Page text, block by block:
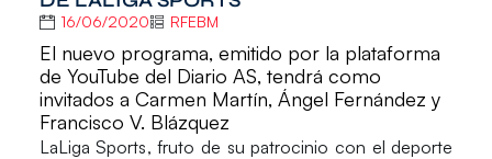
16/06/2020 RFEBM
El nuevo programa, emitido por la plataforma
de YouTube del Diario AS, tendrá como
invitados a Carmen Martín, Ángel Fernández y
Francisco V. Blázquez
LaLiga Sports, fruto de su patrocinio con el deporte